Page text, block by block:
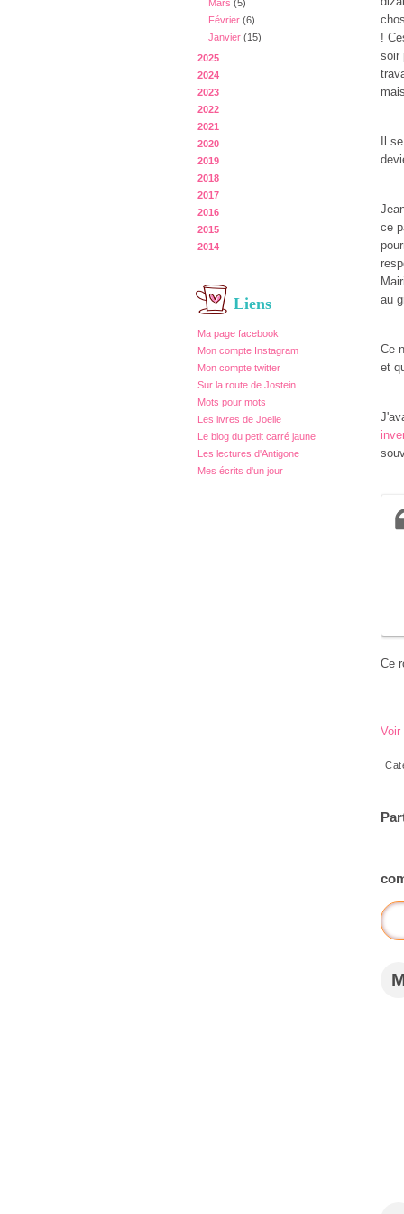
Mars (5)
Février (6)
Janvier (15)
2025
2024
2023
2022
2021
2020
2019
2018
2017
2016
2015
2014
Liens
Ma page facebook
Mon compte Instagram
Mon compte twitter
Sur la route de Jostein
Mots pour mots
Les livres de Joëlle
Le blog du petit carré jaune
Les lectures d'Antigone
Mes écrits d'un jour
!
soir
Il
ce
au
Ce
et
Ce
Voir